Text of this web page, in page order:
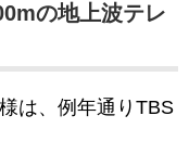
の地上波テレ
は、例年通りTBS